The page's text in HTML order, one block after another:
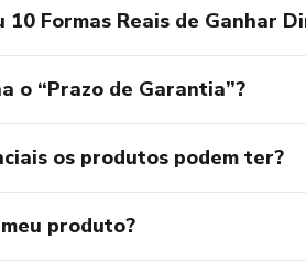
10 Formas Reais de Ganhar
o “Prazo de Garantia”?
os produtos podem ter?
produto?